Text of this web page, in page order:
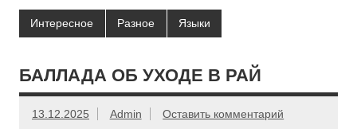
Интересное Разное Языки
БАЛЛАДА ОБ УХОДЕ В РАЙ
13.12.2025 Admin Оставить комментарий